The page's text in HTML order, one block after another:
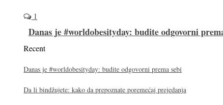
1
Danas je #worldobesityday: budite odgovorni
Recent
Danas je #worldobesityday: budite odgovorni prema sebi
Da li bindžujete: kako da prepoznate poremećaj prejedanja